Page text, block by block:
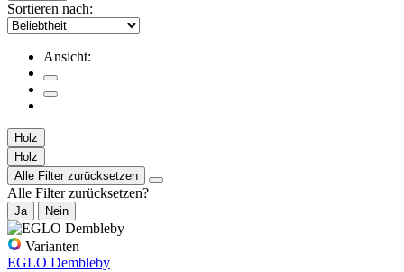
Sortieren nach:
Ansicht:
Holz
Holz
Alle Filter zurücksetzen
Alle Filter zurücksetzen?
Ja Nein
Varianten
EGLO Dembleby